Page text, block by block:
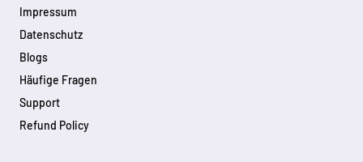
Impressum
Datenschutz
Blogs
Häufige Fragen
Support
Refund Policy